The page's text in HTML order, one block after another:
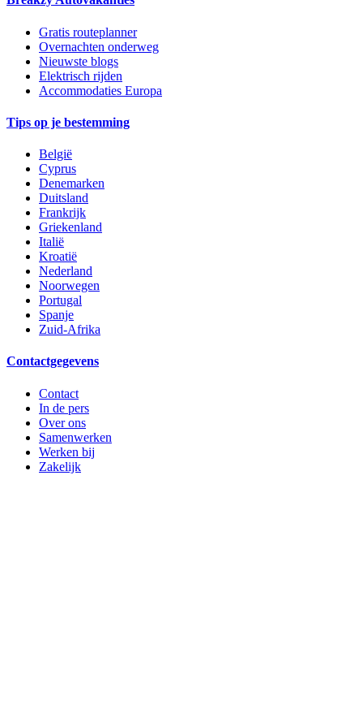
Gratis routeplanner
Overnachten onderweg
Nieuwste blogs
Elektrisch rijden
Accommodaties Europa
Tips op je bestemming
België
Cyprus
Denemarken
Duitsland
Frankrijk
Griekenland
Italië
Kroatië
Nederland
Noorwegen
Portugal
Spanje
Zuid-Afrika
Contactgegevens
Contact
In de pers
Over ons
Samenwerken
Werken bij
Zakelijk